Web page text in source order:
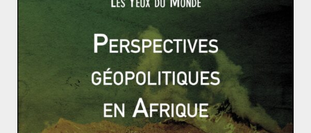
démocratisateur comme en Egypte.
El-Bachir en Chine… alors que les Nations Unies s’oc
cupent du cas du Sud-Soudan
La colère grecque à nouveau citée